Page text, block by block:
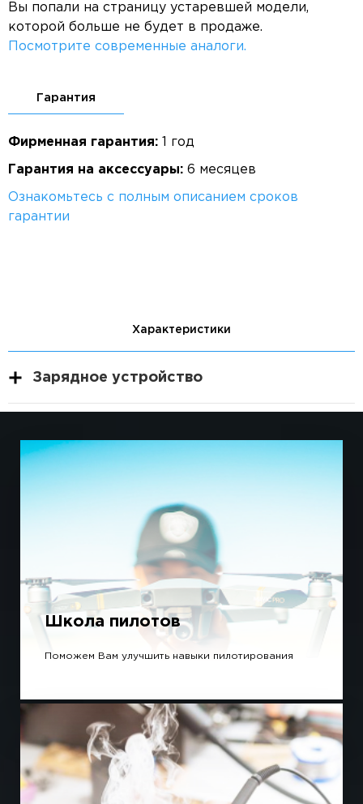
Вы попали на страницу устаревшей модели,
которой больше не будет в продаже.
Посмотрите современные аналоги.
Гарантия
Фирменная гарантия: 1 год
Гарантия на аксессуары: 6 месяцев
Ознакомьтесь с полным описанием сроков
гарантии
Характеристики
Зарядное устройство
Школа пилотов
Поможем Вам улучшить навыки пилотирования